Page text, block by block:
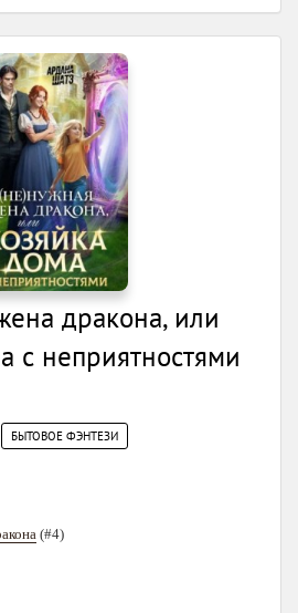
дракона, или
с неприятностями
БЫТОВОЕ ФЭНТЕЗИ
(#4)